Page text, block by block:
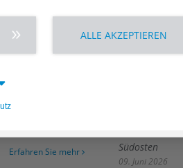
besten
Erfahren Sie mehr
Bethesda-
Bergedorfer
Agaplesion
übernimmt
Südosten
09. Juni 2026
ALLE AKZEPTIEREN